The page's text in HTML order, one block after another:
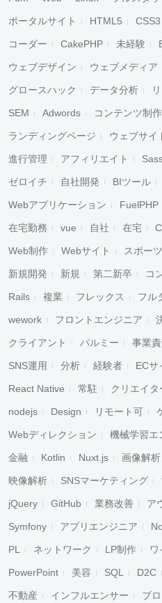
ポータルサイト HTML5 CSS3
コーダー CakePHP 未経験
ウェブデザイン ウェブメディア
グロースハック データ分析
SEM Adwords コンテンツ制作
ランディングページ ウェブサイ
進行管理 アフィリエイト
ゼロイチ 自社開発 BIツール
Webアプリケーション FuelPHP
在宅勤務 vue 自社 在宅
Web制作 Webサイト スポーツ
新規開発 新規 第二新卒 コ
Rails 複業 フレックス フル
wework フロントエンジニア
クライアント パルミー 事業
SNS運用 分析 経験者 ECサ
React Native 常駐 クリエイタ
nodejs Design リモート可
Webディレクション 機械学習エ
金融 Kotlin Nuxt.js 画像解析
映像解析 SNSマーケティング
jQuery GitHub 業務改善 ア
Symfony アプリエンジニア
PL ネットワーク LP制作
PowerPoint 美容 SQL D2C
不動産 インフルエンサー ブ